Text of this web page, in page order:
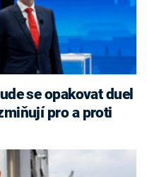
pro a proti